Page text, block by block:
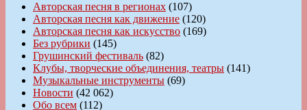
Авторская песня в регионах (107)
Авторская песня как движение (120)
Авторская песня как искусство (169)
Без рубрики (145)
Грушинский фестиваль (82)
Клубы, творческие объединения, театры (141)
Музыкальные инструменты (69)
Новости (42 062)
Обо всем (112)